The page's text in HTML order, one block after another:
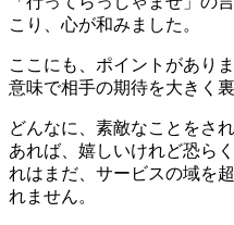
こり、心が和みました。
ここにも、ポイントがあり
意味で相手の期待を大きく
どんなに、素敵なことをさ
あれば、嬉しいけれど恐ら
れはまだ、サービスの域を
れません。